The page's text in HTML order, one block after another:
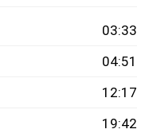
03:33
04:51
12:17
19:42